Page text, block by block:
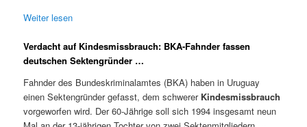
Weiter lesen
Verdacht auf Kindesmissbrauch: BKA-Fahnder fassen
deutschen Sektengründer …
Fahnder des Bundeskriminalamtes (BKA) haben in Uruguay
einen Sektengründer gefasst, dem schwerer Kindesmissbrauch
vorgeworfen wird. Der 60-Jährige soll sich 1994 insgesamt neun